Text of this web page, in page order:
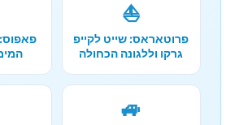
⛵
פרוטאראס: שייט לקייפ
גרקו וללגונה הכחולה
🚙